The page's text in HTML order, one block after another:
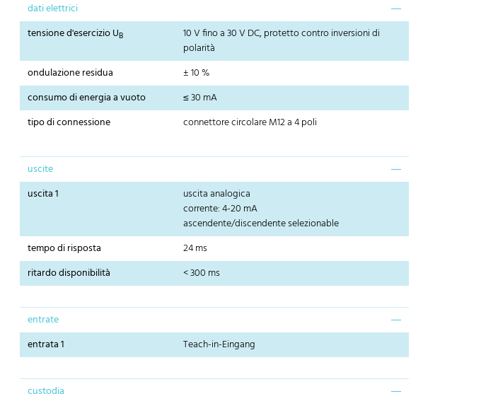
dati elettrici
tensione d'esercizio UB
10 V fino a 30 V DC, protetto contro inversioni di
polarità
ondulazione residua
± 10 %
consumo di energia a vuoto
≤ 30 mA
tipo di connessione
connettore circolare M12 a 4 poli
uscite
uscita 1
uscita analogica
corrente: 4-20 mA
ascendente/discendente selezionable
tempo di risposta
24 ms
ritardo disponibilità
< 300 ms
entrate
entrata 1
Teach-in-Eingang
custodia